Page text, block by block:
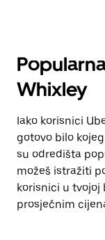
Whixley
Iako korisnici
gotovo bilo
su odredišta
možeš istražiti
korisnici u tvojoj
prosječnim